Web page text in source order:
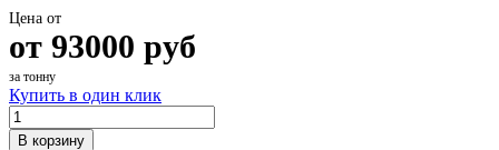
Цена от
от 93000 руб
за тонну
Купить в один клик
В корзину